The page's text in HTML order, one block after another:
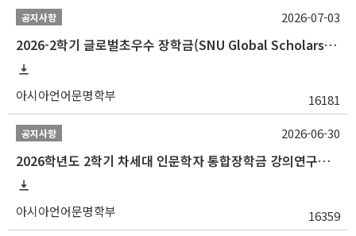
공지사항
2026-2학기 글로벌초우수 장학금(SNU Global Scholarship, GS) 신청 안내(~7/12 23:00)
아시아언어문명학부 16181
2026-07-03
공지사항
2026학년도 2학기 차세대 인문학자 통합장학금 강의연구조교 선발 안내(~7/8)
아시아언어문명학부 16359
2026-06-30